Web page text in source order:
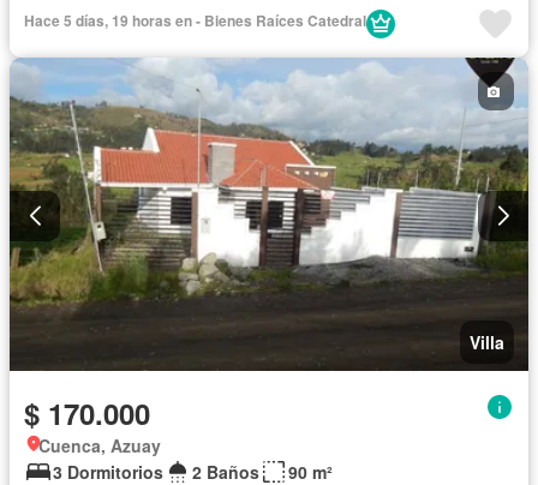
Hace 5 días, 19 horas en - Bienes Raíces Catedral
Villa
$ 170.000
Cuenca, Azuay
3 Dormitorios
2 Baños
90 m²